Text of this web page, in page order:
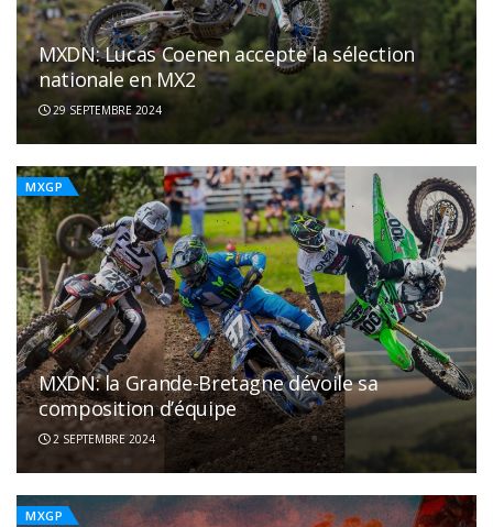
MXDN: Lucas Coenen accepte la sélection
nationale en MX2
29 SEPTEMBRE 2024
MXGP
MXDN: la Grande-Bretagne dévoile sa
composition d’équipe
2 SEPTEMBRE 2024
MXGP